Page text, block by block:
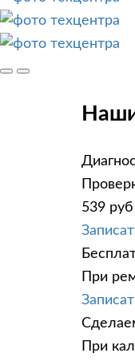
539 руб
При
При